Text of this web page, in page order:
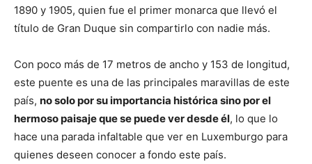
1890 y 1905, quien fue el primer monarca que llevó el
título de Gran Duque sin compartirlo con nadie más.
Con poco más de 17 metros de ancho y 153 de longitud,
este puente es una de las principales maravillas de este
país, no solo por su importancia histórica sino por el
hermoso paisaje que se puede ver desde él, lo que lo
hace una parada infaltable que ver en Luxemburgo para
quienes deseen conocer a fondo este país.